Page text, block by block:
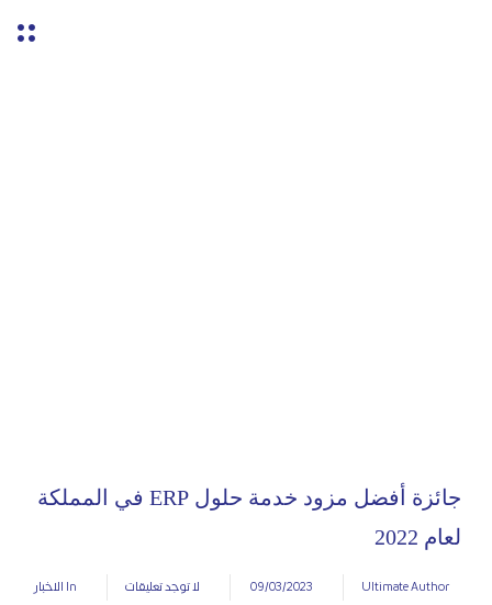
جائزة أفضل مزود خدمة حلول ERP في المملكة
لعام 2022
Ultimate Author
09/03/2023 لا توجد تعليقات In الاخبار